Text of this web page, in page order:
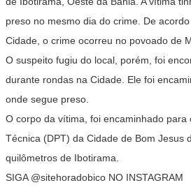
preso no mesmo dia do crime. De
Cidade, o crime ocorreu no povoado de
O suspeito fugiu do local, porém, foi
durante rondas na Cidade. Ele foi
onde segue preso.
O corpo da vítima, foi encaminhado para
Técnica (DPT) da Cidade de Bom Jesus
quilômetros de Ibotirama.
SIGA @sitehoradobico NO INSTAGRAM